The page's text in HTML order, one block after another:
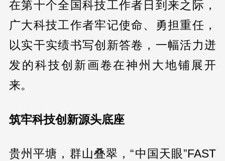
在第十个全国科技工作者日到来之际，
广大科技工作者牢记使命、勇担重任，
以实干实绩书写创新答卷，一幅活力迸
发的科技创新画卷在神州大地铺展开
来。
筑牢科技创新源头底座
贵州平塘，群山叠翠，“中国天眼”FAST